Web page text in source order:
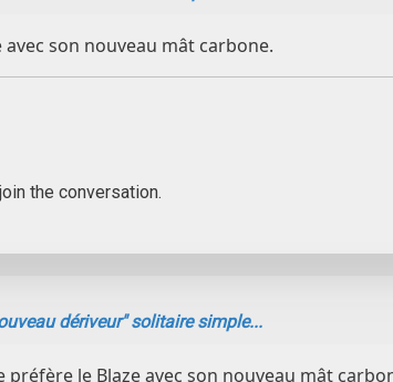
son nouveau mât carbone.
the conversation.
dériveur" solitaire simple...
le Blaze avec son nouveau mât